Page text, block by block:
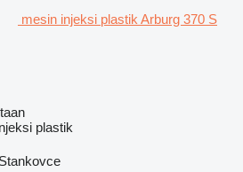
mesin injeksi plastik Arburg 370 S
plastik